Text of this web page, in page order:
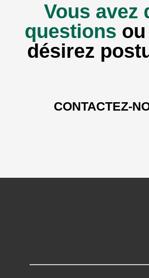
Vous avez
questions
désirez
CONTACTEZ-